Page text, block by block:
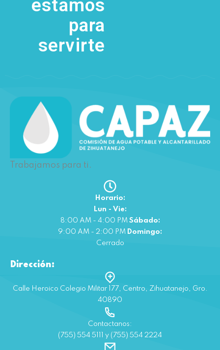
estamos
para
servirte
Trabajamos para ti.
Horario:
Lun - Vie:
8:00 AM - 4:00 PM Sábado:
9:00 AM - 2:00 PM Domingo:
Cerrado
Dirección:
Calle Heroico Colegio Militar 177, Centro, Zihuatanejo, Gro.
40890
Contactanos:
(755) 554 5111 y (755) 554 2224